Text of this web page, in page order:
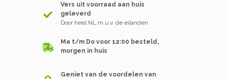
Vers uit voorraad aan huis
geleverd
Door heel NL m.u.v. de eilanden
Ma t/m Do voor 12:00 besteld,
morgen in huis
Geniet van de voordelen van